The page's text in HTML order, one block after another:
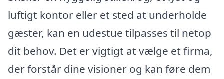
luftigt kontor eller et sted at underholde
gæster, kan en udestue tilpasses til netop
dit behov. Det er vigtigt at vælge et firma,
der forstår dine visioner og kan føre dem